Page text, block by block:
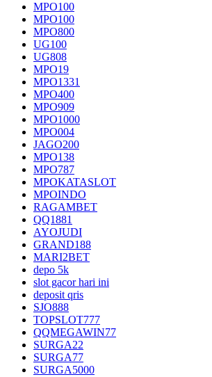
MPO100
MPO100
MPO800
UG100
UG808
MPO19
MPO1331
MPO400
MPO909
MPO1000
MPO004
JAGO200
MPO138
MPO787
MPOKATASLOT
MPOINDO
RAGAMBET
QQ1881
AYOJUDI
GRAND188
MARI2BET
depo 5k
slot gacor hari ini
deposit qris
SJO888
TOPSLOT777
QQMEGAWIN77
SURGA22
SURGA77
SURGA5000